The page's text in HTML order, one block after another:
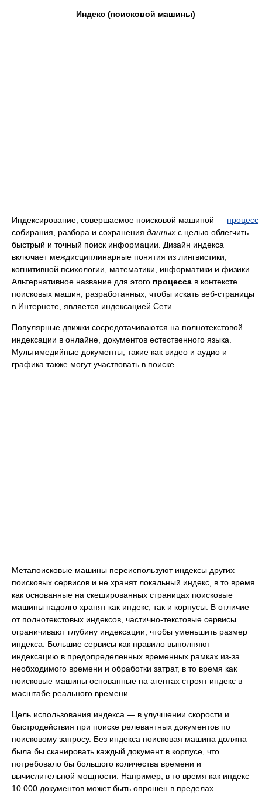
Индекс (поисковой машины)
Индексирование, совершаемое поисковой машиной — процесс
собирания, разбора и сохранения данных с целью облегчить
быстрый и точный поиск информации. Дизайн индекса
включает междисциплинарные понятия из лингвистики,
когнитивной психологии, математики, информатики и физики.
Альтернативное название для этого процесса в контексте
поисковых машин, разработанных, чтобы искать веб-страницы
в Интернете, является индексацией Сети
Популярные движки сосредотачиваются на полнотекстовой
индексации в онлайне, документов естественного языка.
Мультимедийные документы, такие как видео и аудио и
графика также могут участвовать в поиске.
Метапоисковые машины переиспользуют индексы других
поисковых сервисов и не хранят локальный индекс, в то время
как основанные на скешированных страницах поисковые
машины надолго хранят как индекс, так и корпусы. В отличие
от полнотекстовых индексов, частично-текстовые сервисы
ограничивают глубину индексации, чтобы уменьшить размер
индекса. Большие сервисы как правило выполняют
индексацию в предопределенных временных рамках из-за
необходимого времени и обработки затрат, в то время как
поисковые машины основанные на агентах строят индекс в
масштабе реального времени.
Цель использования индекса — в улучшении скорости и
быстродействия при поиске релевантных документов по
поисковому запросу. Без индекса поисковая машина должна
была бы сканировать каждый документ в корпусе, что
потребовало бы большого количества времени и
вычислительной мощности. Например, в то время как индекс
10 000 документов может быть опрошен в пределах